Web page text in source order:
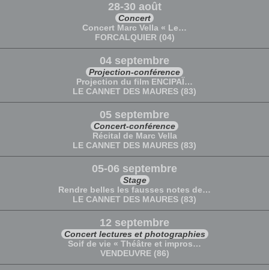
28-30 août
Concert
Concert Marc Vella « Le…
FORCALQUIER (04)
04 septembre
Projection-conférence
Projection du film ENCIPAÏ…
LE CANNET DES MAURES (83)
05 septembre
Concert-conférence
Récital de Marc Vella
LE CANNET DES MAURES (83)
05-06 septembre
Stage
Rendre belles les fausses notes de…
LE CANNET DES MAURES (83)
12 septembre
Concert lectures et photographies
Soif de vie « Théâtre et impros…
VENDEUVRE (86)